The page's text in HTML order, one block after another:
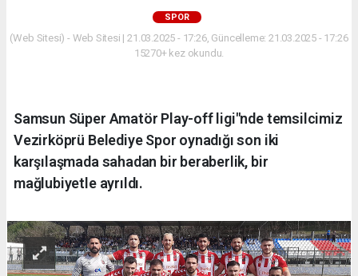
SPOR
(Web Sitesi) - Web Sitesi | 21.03.2025 - 17:26, Güncelleme: 21.03.2025 - 17:26
15270+ kez okundu.
Samsun Süper Amatör Play-off ligi"nde temsilcimiz
Vezirköprü Belediye Spor oynadığı son iki
karşılaşmada sahadan bir beraberlik, bir
mağlubiyetle ayrıldı.